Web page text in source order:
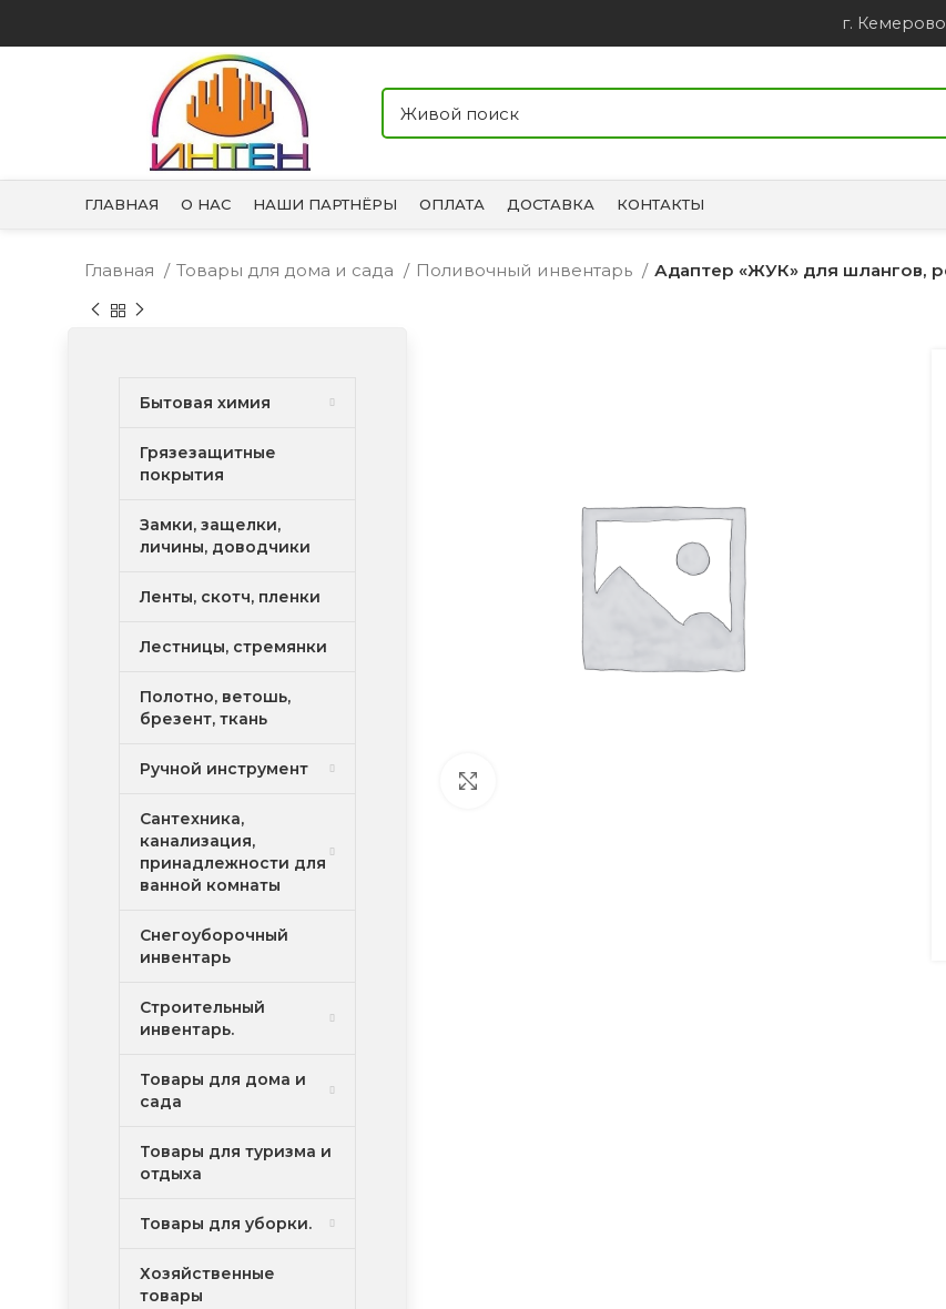
г.
ГЛАВНАЯ О НАС НАШИ ПАРТНЁРЫ ОПЛАТА ДОСТАВКА КОНТАКТЫ
Главная Товары для дома и сада Поливочный инвентарь Адаптер «ЖУК» для шлангов,
Бытовая химия
Грязезащитные
покрытия
Замки, защелки,
личины, доводчики
Ленты, скотч, пленки
Лестницы, стремянки
Полотно, ветошь,
брезент, ткань
Ручной инструмент
Сантехника,
канализация,
принадлежности для
ванной комнаты
Снегоуборочный
инвентарь
Строительный
инвентарь.
Товары для дома и
сада
Товары для туризма и
отдыха
Товары для уборки.
Хозяйственные
товары